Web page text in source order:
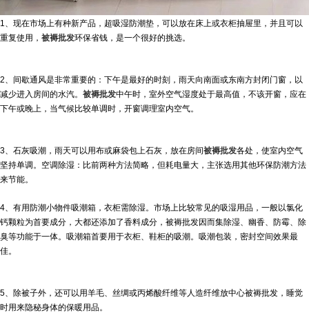
1、现在市场上有种新产品，超吸湿防潮垫，可以放在床上或衣柜抽屉里，并且可以
重复使用， 被褥批发环保省钱，是一个很好的挑选。
2、间歇通风是非常重要的：下午是最好的时刻，雨天向南面或东南方封闭门窗，以
减少进入房间的水汽。 被褥批发中午时，室外空气湿度处于最高值，不该开窗，应在
下午或晚上，当气候比较单调时，开窗调理室内空气。
3、石灰吸潮，雨天可以用布或麻袋包上石灰，放在房间被褥批发各处，使室内空气
坚持单调。空调除湿：比前两种方法简略，但耗电量大，主张选用其他环保防潮方法
来节能。
4、有用防潮小物件吸潮箱，衣柜需除湿。市场上比较常见的吸湿用品，一般以氯化
钙颗粒为首要成分，大都还添加了香料成分，被褥批发因而集除湿、幽香、防霉、除
臭等功能于一体。吸潮箱首要用于衣柜、鞋柜的吸潮。吸潮包装，密封空间效果最
佳。
5、除被子外，还可以用羊毛、丝绸或丙烯酸纤维等人造纤维放中心被褥批发 ，睡觉
时用来隐秘身体的保暖用品。